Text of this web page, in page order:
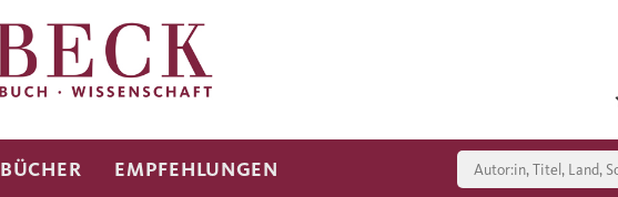
BÜCHER EMPFEHLUNGEN